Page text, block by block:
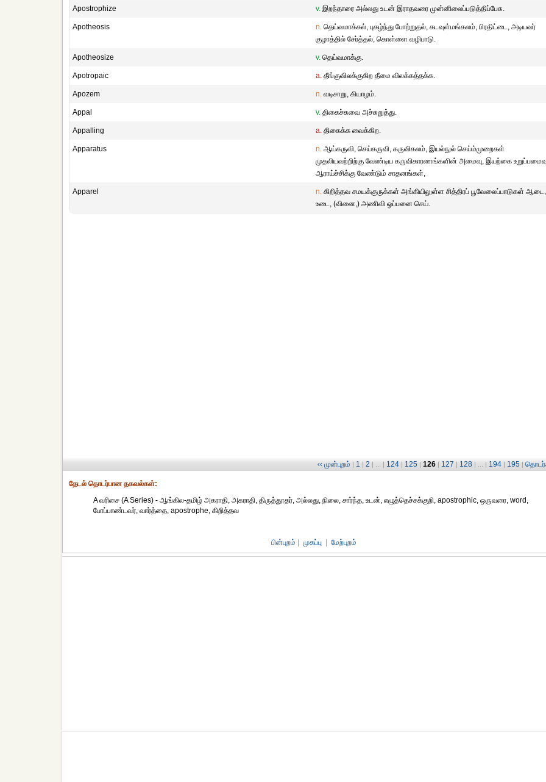
Apostrophize v. இறந்தாரை அல்லது உடன் இராதவரை முன்னிலைப்படுத்திப்பேசு.
Apotheosis n. தெய்வமாக்கல், புகழ்ந்து போற்றுதல், கடவுள்மங்கலம், பிரதிட்டை, அடியவர்
குழாத்தில் சேர்த்தல், கொள்ளை வழிபாடு.
Apotheosize v. தெய்வமாக்கு.
Apotropaic a. தீங்குவிலக்குகிற தீமை விலக்கத்தக்க.
Apozem n. வடிசாறு, கியாழம்.
Appal v. திகைச்சுவை அச்சுறுத்து.
Appalling a. திகைக்க வைக்கிற.
Apparatus n. ஆய்கருவி, செய்கருவி, கருவிகலம், இயல்நுல் செய்ம்முறைகள்
முதலியவற்றிற்கு வேண்டிய கருவிகாரணங்களின் அமைவு, இயற்கை
ஆராய்ச்சிக்கு வேண்டும் சாதனங்கள்,
Apparel n. கிறித்தவ சமயக்குருக்கள் அங்கியிலுள்ள சித்திரப் பூவேலைப்பாடுகள் ஆடை,
உடை, (வினை,) அணிவி ஒப்பனை செய்.
‹‹ முன்புறம் | 1 | 2 | ... | 124 | 125 | 126 | 127 | 128 | ... | 194 | 195 |
தேட‌ல் தொட‌ர்பான தகவ‌ல்க‌ள்:
A வரிசை (A Series) - ஆங்கில-தமிழ் அகராதி, அகராதி, திருத்தூதர், அல்லது, நிலை, சார்ந்த, உடன், எழுத்தெச்சக்குறி, apostrophic, ஒருவரை, word,
போப்பாண்டவர், வார்த்தை, apostrophe, கிறித்தவ
பின்புறம் முகப்பு மேற்புறம்